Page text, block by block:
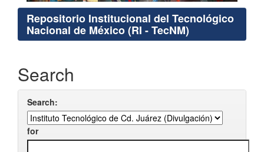
Repositorio Institucional del Tecnológico
Nacional de México (RI - TecNM)
Search
Search:
for